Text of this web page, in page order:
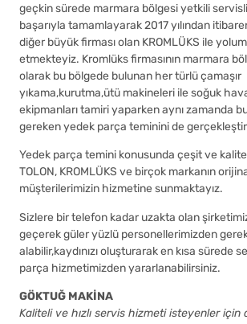
geçkin sürede marmara bölgesi yetkili
başarıyla tamamlayarak 2017 yılından
diğer büyük firması olan KROMLÜKS ile
etmekteyiz. Kromlüks firmasının marmara
olarak bu bölgede bulunan her türlü çamaşır
yıkama,kurutma,ütü makineleri ile soğuk
ekipmanları tamiri yaparken aynı zamanda
gereken yedek parça teminini de
Yedek parça temini konusunda çeşit ve
TOLON, KROMLÜKS ve birçok markanın
müşterilerimizin hizmetine sunmaktayız.
Sizlere bir telefon kadar uzakta olan
geçerek güler yüzlü personellerimizden
alabilir,kaydınızı oluşturarak en kısa sürede
parça hizmetimizden yararlanabilirsiniz.
GÖKTUĞ MAKİNA
Kaliteli ve hızlı servis hizmeti isteyenler için